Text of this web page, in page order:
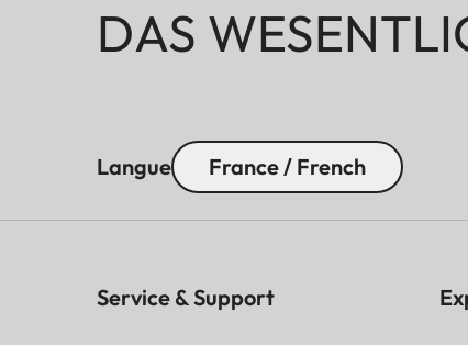
DAS
Langue France / French
Service & Support